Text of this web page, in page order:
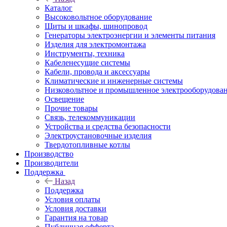
Каталог
Высоковольтное оборудование
Щиты и шкафы, шинопровод
Генераторы электроэнергии и элементы питания
Изделия для электромонтажа
Инструменты, техника
Кабеленесущие системы
Кабели, провода и аксессуары
Климатические и инженерные системы
Низковольтное и промышленное
Освещение
Прочие товары
Связь, телекоммуникации
Устройства и средства безопасности
Электроустановочные изделия
Твердотопливные котлы
Производство
Производители
Поддержка
Назад
Поддержка
Условия оплаты
Условия доставки
Гарантия на товар